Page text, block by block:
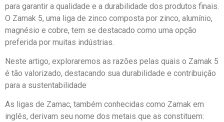
para garantir a qualidade e a durabilidade dos produtos finais.
O Zamak 5, uma liga de zinco composta por zinco, alumínio,
magnésio e cobre, tem se destacado como uma opção
preferida por muitas indústrias.
Neste artigo, exploraremos as razões pelas quais o Zamak 5
é tão valorizado, destacando sua durabilidade e contribuição
para a sustentabilidade
As ligas de Zamac, também conhecidas como Zamak em
inglês, derivam seu nome dos metais que as constituem: